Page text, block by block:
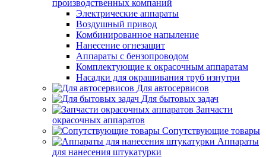
производственных компаний
Электрические аппараты
Воздушный привод
Комбинированное напыление
Нанесение огнезащит
Аппараты с бензопроводом
Комплектующие к окрасочным аппаратам
Насадки для окрашивания труб изнутри
Для автосервисов
Для бытовых задач
Запчасти
окрасочных аппаратов
Сопутствующие товары
Аппараты
для нанесения штукатурки